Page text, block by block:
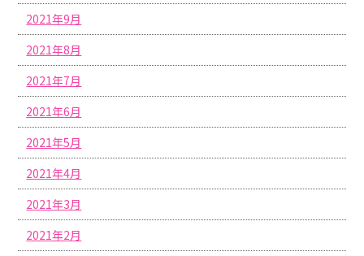
2021年9月
2021年8月
2021年7月
2021年6月
2021年5月
2021年4月
2021年3月
2021年2月